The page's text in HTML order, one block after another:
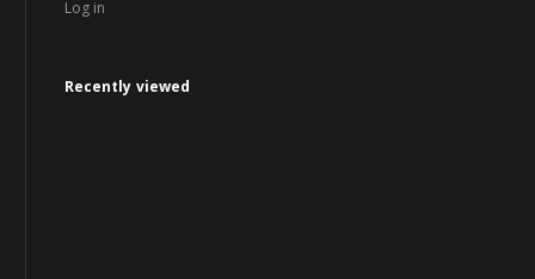
Log in
Recently viewed